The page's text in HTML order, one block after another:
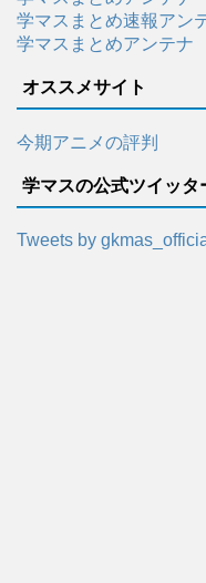
学マスまとめ速報アン
学マスまとめアンテナ
オススメサイト
今期アニメの評判
学マスの公式ツイッタ
Tweets by